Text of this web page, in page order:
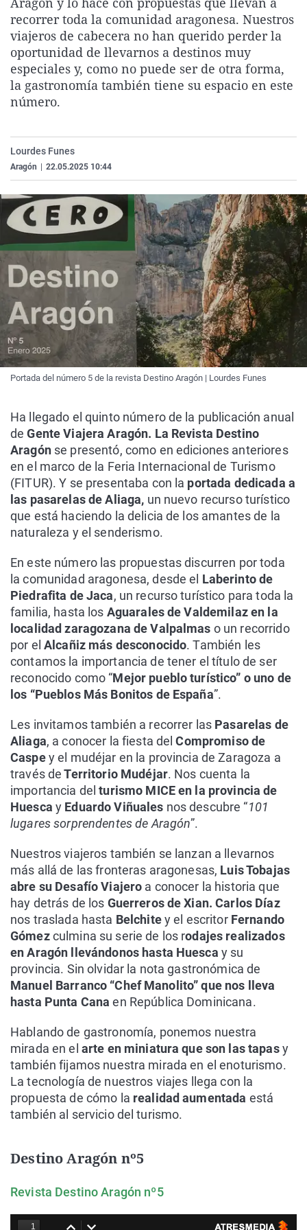
La rosa de los vientos
Gente viajera
Como el perro y el
Caso
Retornados
Equipo de
Operación Viuda
Extremadura
Galicia
La Rioja
Navarra
Virales
Televisión
Elecciones
recorrer toda la comunidad aragonesa. Nuestros
viajeros de cabecera no han querido perder la
oportunidad de llevarnos a destinos muy
especiales y, como no puede ser de otra forma,
la gastronomía también tiene su espacio en este
número.
Lourdes Funes
Aragón 22.05.2025 10:44
Portada del número 5 de la revista Destino Aragón | Lourdes Funes
Ha llegado el quinto número de la publicación anual
deGente Viajera Aragón. La Revista Destino
Aragón se presentó, como en ediciones anteriores
en el marco de la Feria Internacional de Turismo
(FITUR). Y se presentaba con la portada dedicada a
las pasarelas de Aliaga, un nuevo recurso turístico
que está haciendo la delicia de los amantes de la
naturaleza y el senderismo.
En este número las propuestas discurren por toda
la comunidad aragonesa, desde el Laberinto de
Piedrafita de Jaca, un recurso turístico para toda la
familia, hasta los Aguarales de Valdemilaz en la
localidad zaragozana de Valpalmas o un recorrido
por el Alcañiz más desconocido. También les
contamos la importancia de tener el título de ser
reconocido como “Mejor pueblo turístico” o uno de
los “Pueblos Más Bonitos de España”.
Les invitamos también a recorrer las Pasarelas de
Aliaga, a conocer la fiesta delCompromiso de
Caspey el mudéjar en la provincia de Zaragoza a
través deTerritorio Mudéjar. Nos cuenta la
importancia delturismo MICE en la provincia de
Huesca y Eduardo Viñuales nos descubre “101
lugares sorprendentes de Aragón”.
Nuestros viajeros también se lanzan a llevarnos
más allá de las fronteras aragonesas, Luis Tobajas
abre su Desafío Viajero a conocer la historia que
hay detrás de los Guerreros de Xian. Carlos Díaz
nos traslada hasta Belchitey el escritor Fernando
Gómezculmina su serie de los rodajes realizados
en Aragón llevándonos hasta Huesca y su
provincia. Sin olvidar la nota gastronómica de
Manuel Barranco “Chef Manolito” que nos lleva
hasta Punta Canaen República Dominicana.
Hablando de gastronomía, ponemos nuestra
mirada en el arte en miniatura que son las tapasy
también fijamos nuestra mirada en el enoturismo.
La tecnología de nuestros viajes llega con la
propuesta de cómo la realidad aumentada está
también al servicio del turismo.
Destino Aragón nº5
Revista Destino Aragón nº5